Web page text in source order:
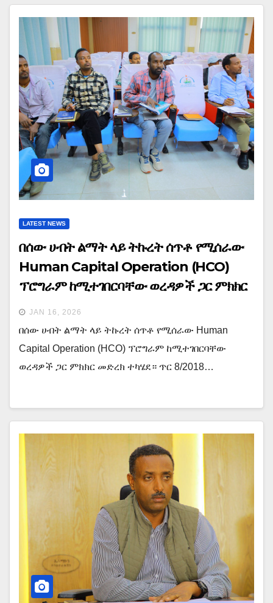
LATEST NEWS
በሰው ሀብት ልማት ላይ ትኩረት ሰጥቶ የሚሰራው
Human Capital Operation (HCO)
ፕሮግራም ከሚተገበርባቸው ወረዳዎች ጋር ምክክር
መድረክ ተካሄደ።
JAN 16, 2026
በሰው ሀብት ልማት ላይ ትኩረት ሰጥቶ የሚሰራው Human
Capital Operation (HCO) ፕሮግራም ከሚተገበርባቸው
ወረዳዎች ጋር ምክክር መድረክ ተካሄደ። ጥር 8/2018…